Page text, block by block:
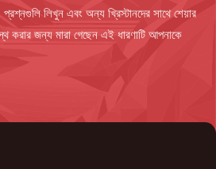
প্রশ্নগুলি লিখুন এবং অন্য খ্রিস্টানদের সাথে শেয়ার
করার জন্য মারা গেছেন এই ধারণাটি আপনাকে